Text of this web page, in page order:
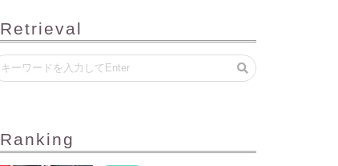
Retrieval
Ranking